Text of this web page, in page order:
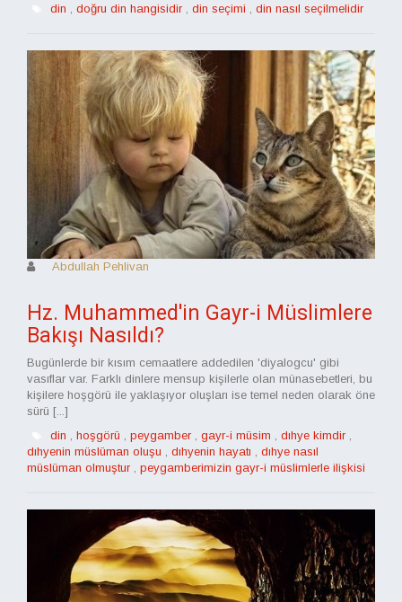
din
doğru din hangisidir, din seçimi din nasıl seçilmelidir
Abdullah Pehlivan
Hz. Muhammed'in Gayr-i Müslimlere
Bakışı Nasıldı?
Bugünlerde bir kısım cemaatlere addedilen 'diyalogcu' gibi
vasıflar var. Farklı dinlere mensup kişilerle olan münasebetleri, bu
kişilere hoşgörü ile yaklaşıyor oluşları ise temel neden olarak öne
sürü [...]
din , hoşgörü , peygamber, gayr-i müsim , dıhye kimdir,
dıhyenin müslüman oluşu , dıhyenin hayatı , dıhye nasıl
müslüman olmuştur , peygamberimizin gayr-i müslimlerle ilişkisi